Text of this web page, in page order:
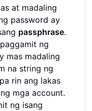
at madaling
password ay
passphrase.
ng
mas madaling
na string ng
rin ang lakas
mga account.
ng isang